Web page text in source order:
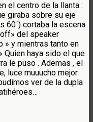
el centro de la llanta :
giraba sobre su eje
60´) cortaba la escena
del speaker
» y mientras tanto en
Quien haya sido el que
le puso . Ademas , el
luce muuucho mejor
ver de la dupla